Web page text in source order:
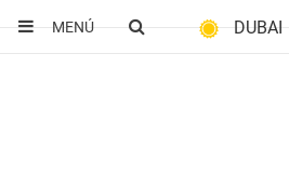
MENÚ
DUBAI